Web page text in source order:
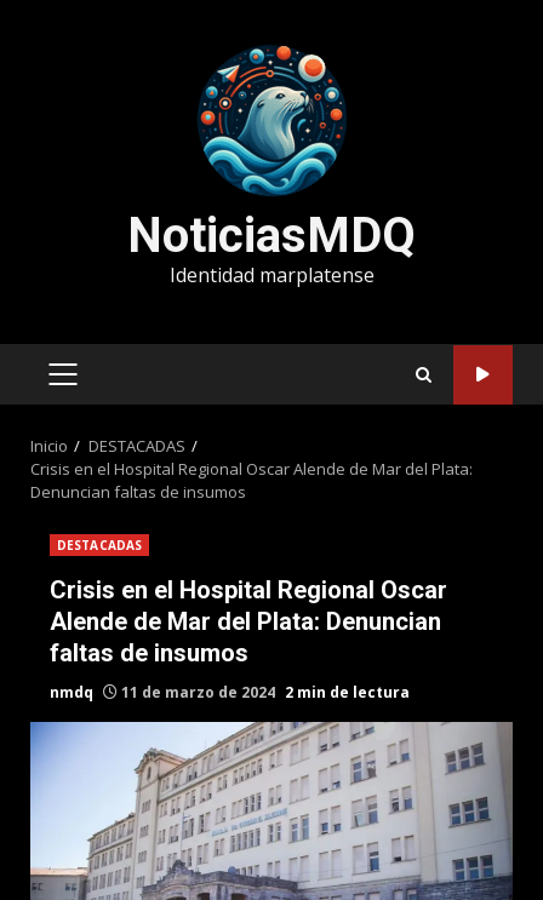
NoticiasMDQ
Identidad marplatense
MENÚ
Inicio
DESTACADAS
Crisis en el Hospital Regional Oscar Alende de Mar del Plata:
Denuncian faltas de insumos
DESTACADAS
Crisis en el Hospital Regional Oscar
Alende de Mar del Plata: Denuncian
faltas de insumos
nmdq 11 de marzo de 2024 2 min de lectura